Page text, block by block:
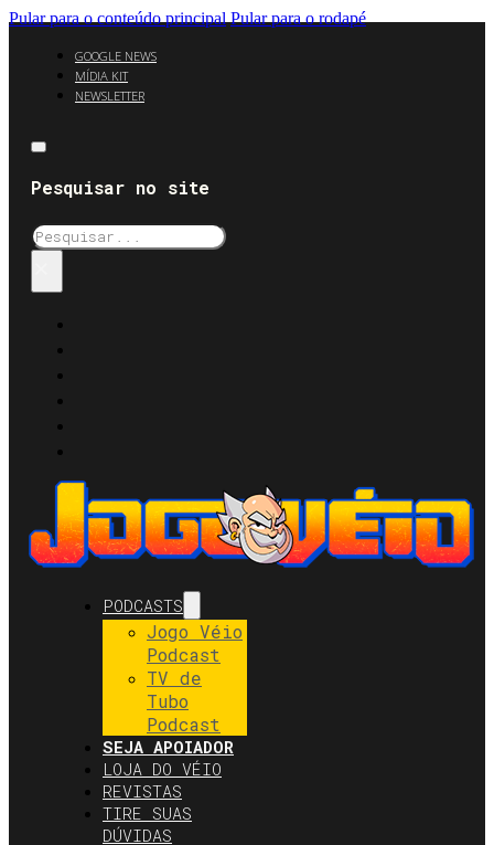
Pular para o conteúdo principal Pular para o rodapé
GOOGLE NEWS
MÍDIA KIT
NEWSLETTER
Pesquisar no site
Pesquisar
PODCASTS
Jogo Véio
Podcast
TV de
Tubo
Podcast
SEJA APOIADOR
LOJA DO VÉIO
REVISTAS
TIRE SUAS
DÚVIDAS